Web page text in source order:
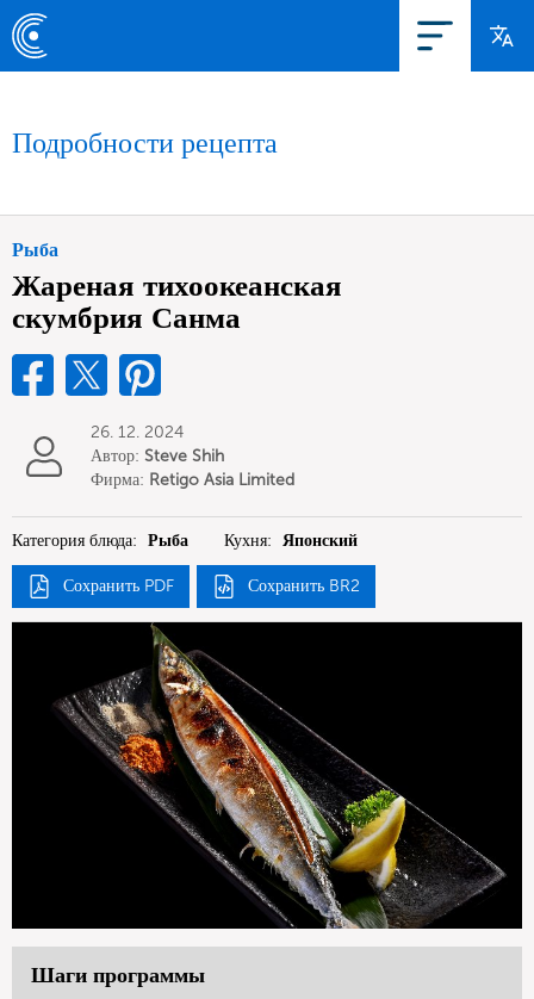
Подробности рецепта
Рыба
Жареная тихоокеанская
скумбрия Санма
26. 12. 2024
Автор: Steve Shih
Фирма: Retigo Asia Limited
Категория блюда: Рыба Кухня: Японский
Сохранить PDF Сохранить BR2
Шаги программы